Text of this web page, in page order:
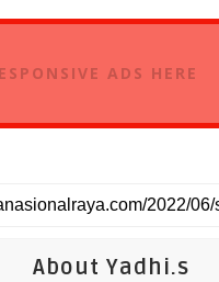
ADS HERE
About Yadhi.s